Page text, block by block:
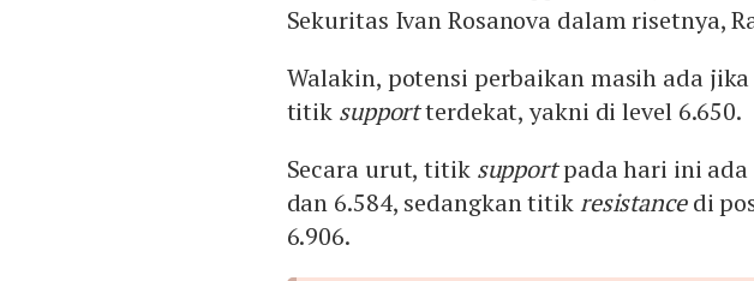
Sekuritas Ivan Rosanova dalam risetnya,
Walakin, potensi perbaikan masih ada
titik supportterdekat, yakni di level 6.650.
Secara urut, titik supportpada hari ini ada
dan 6.584, sedangkan titikresistancedi
6.906.